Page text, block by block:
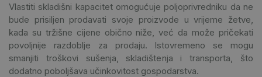
Vlastiti skladišni kapacitet omogućuje poljoprivredniku da ne
bude prisiljen prodavati svoje proizvode u vrijeme žetve,
kada su tržišne cijene obično niže, već da može pričekati
povoljnije razdoblje za prodaju. Istovremeno se mogu
smanjiti troškovi sušenja, skladištenja i transporta, što
dodatno poboljšava učinkovitost gospodarstva.